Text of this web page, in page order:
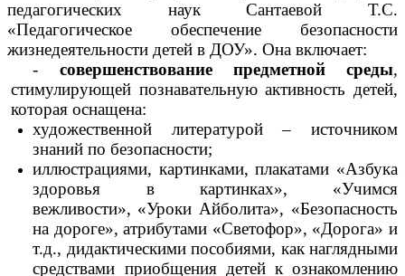
педагогических наук Сантаевой Т.С.
«Педагогическое обеспечение безопасности
жизнедеятельности детей в ДОУ». Она включает:
- совершенствование предметной среды,
стимулирующей познавательную активность детей,
которая оснащена:
художественной литературой – источником
знаний по безопасности;
иллюстрациями, картинками, плакатами «Азбука
здоровья в картинках», «Учимся
вежливости», «Уроки Айболита», «Безопасность
на дороге», атрибутами «Светофор», «Дорога» и
т.д., дидактическими пособиями, как наглядными
средствами приобщения детей к ознакомлению